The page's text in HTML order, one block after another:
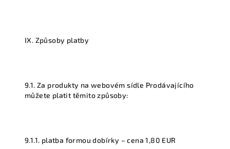
IX. Způsoby platby
9.1. Za produkty na webovém sídle Prodávajícího
můžete platit těmito způsoby:
9.1.1. platba formou dobírky – cena 1,80 EUR